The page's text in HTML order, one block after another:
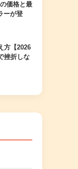
価格と最
ーが登
方【2026
挫折しな